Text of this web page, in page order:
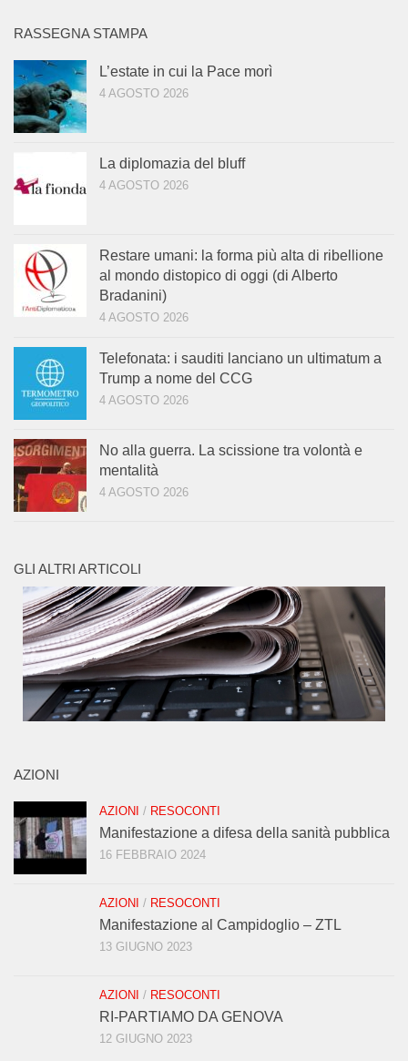
RASSEGNA STAMPA
L’estate in cui la Pace morì
4 AGOSTO 2026
La diplomazia del bluff
4 AGOSTO 2026
Restare umani: la forma più alta di ribellione
al mondo distopico di oggi (di Alberto
Bradanini)
4 AGOSTO 2026
Telefonata: i sauditi lanciano un ultimatum a
Trump a nome del CCG
4 AGOSTO 2026
No alla guerra. La scissione tra volontà e
mentalità
4 AGOSTO 2026
GLI ALTRI ARTICOLI
AZIONI
AZIONI / RESOCONTI
Manifestazione a difesa della sanità pubblica
16 FEBBRAIO 2024
AZIONI / RESOCONTI
Manifestazione al Campidoglio – ZTL
13 GIUGNO 2023
AZIONI / RESOCONTI
RI-PARTIAMO DA GENOVA
12 GIUGNO 2023